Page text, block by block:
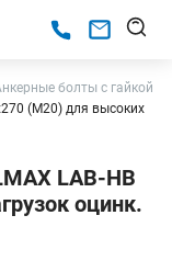
болты с гайкой
(М20) для высоких
LAB-HB
оцинк.